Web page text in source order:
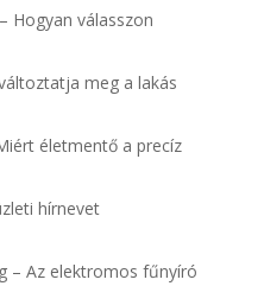
Hogyan válasszon
meg a lakás
életmentő a precíz
hírnevet
– Az elektromos fűnyíró